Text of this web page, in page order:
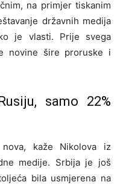
na primjer tiskanim
državnih medija
je vlasti. Prije svega
novine šire proruske i
samo 22%
kaže Nikolova iz
medije. Srbija je još
bila usmjerena na